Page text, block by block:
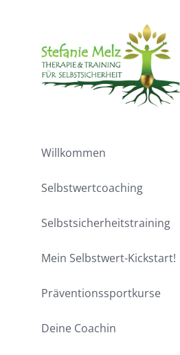
Willkommen
Selbstwertcoaching
Selbstsicherheitstraining
Mein Selbstwert-Kickstart!
Präventionssportkurse
Deine Coachin